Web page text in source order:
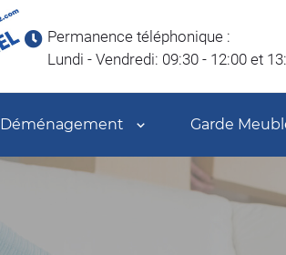
Permanence téléphonique :
Lundi - Vendredi: 09:30 - 12:00 et
Déménagement Garde